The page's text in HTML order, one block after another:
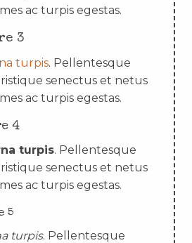
ac turpis egestas.
3
turpis. Pellentesque
senectus et netus
ac turpis egestas.
4
turpis. Pellentesque
senectus et netus
ac turpis egestas.
5
turpis. Pellentesque